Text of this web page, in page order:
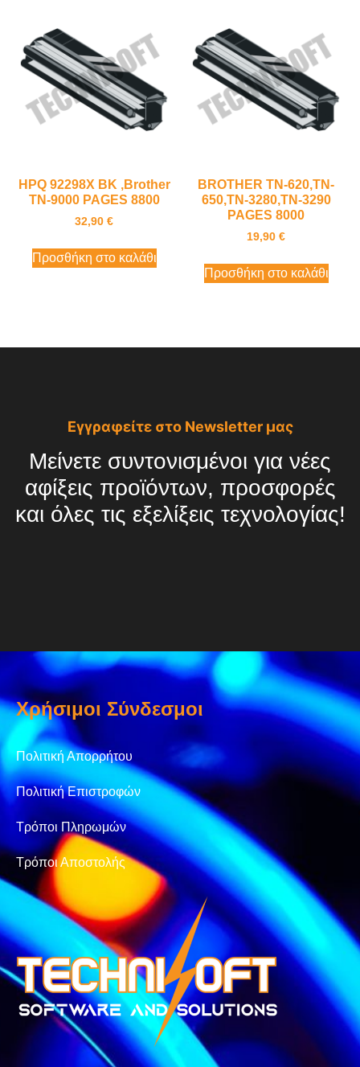
HPQ 92298X BK ,Brother
TN-9000 PAGES 8800
32,90 €
Προσθήκη στο καλάθι
BROTHER TN-620,TN-
650,TN-3280,TN-3290
PAGES 8000
19,90 €
Προσθήκη στο καλάθι
Εγγραφείτε στο Newsletter μας
Μείνετε συντονισμένοι για νέες
αφίξεις προϊόντων, προσφορές
και όλες τις εξελίξεις τεχνολογίας!
Χρήσιμοι Σύνδεσμοι
Πολιτική Απορρήτου
Πολιτική Επιστροφών
Τρόποι Πληρωμών
Τρόποι Αποστολής